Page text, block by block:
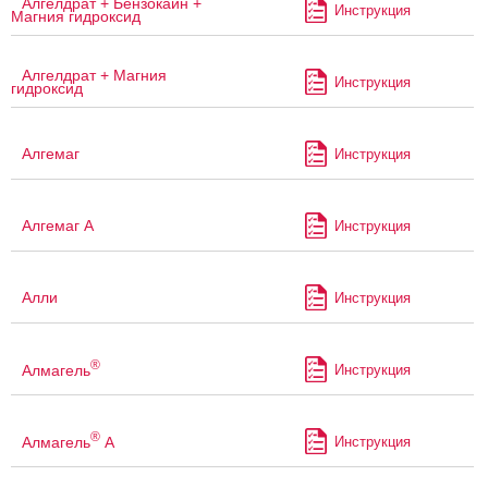
Алгелдрат + Бензокаин +
Магния гидроксид Инструкция
Алгелдрат + Магния
гидроксид Инструкция
Алгемаг Инструкция
Алгемаг А Инструкция
Алли Инструкция
Алмагель® Инструкция
Алмагель® А Инструкция